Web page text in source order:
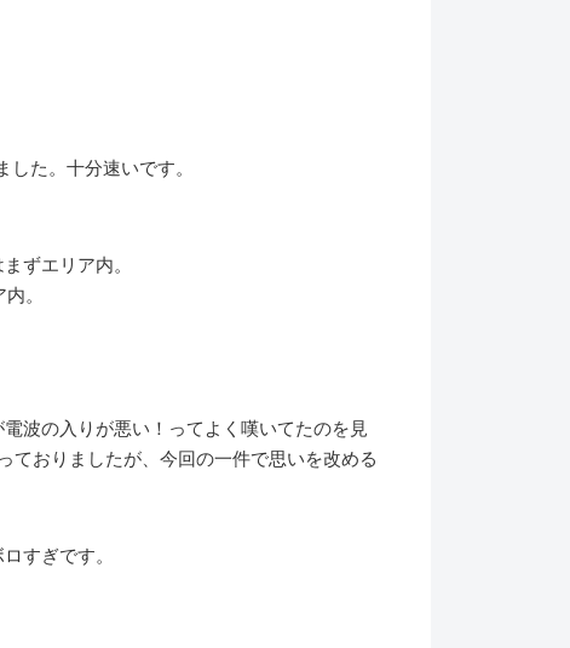
た。十分速いです。
ずエリア内。
。
波の入りが悪い！ってよく嘆いてたのを見
ておりましたが、今回の一件で思いを改める
すぎです。